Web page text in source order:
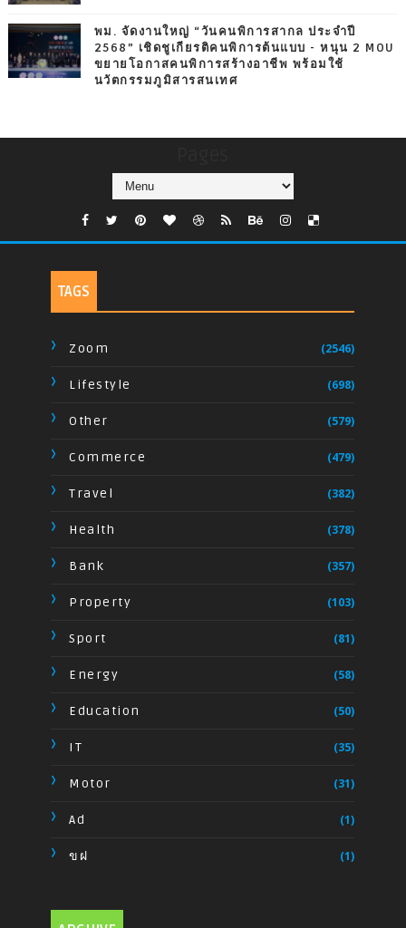
พม. จัดงานใหญ่ “วันคนพิการสากล ประจำปี
2568” เชิดชูเกียรติคนพิการต้นแบบ - หนุน 2 MOU
ขยายโอกาสคนพิการสร้างอาชีพ พร้อมใช้
นวัตกรรมภูมิสารสนเทศ
TAGS
Zoom (2546)
Lifestyle (698)
Other (579)
Commerce (479)
Travel (382)
Health (378)
Bank (357)
Property (103)
Sport (81)
Energy (58)
Education (50)
IT (35)
Motor (31)
Ad (1)
ขฝ (1)